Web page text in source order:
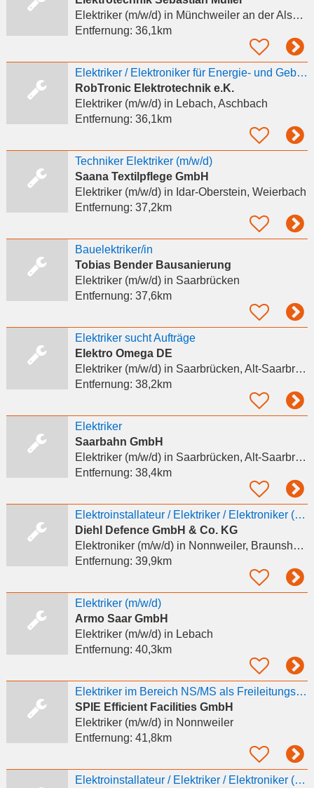
Elektriker (m/w/d)in Münchweiler an der Alsenz
Entfernung: 36,1km
Elektriker / Elektroniker für Energie- und Gebäudetechnik (m/w/d) – Teilzeit
RobTronic Elektrotechnik e.K.
Elektriker (m/w/d)in Lebach, Aschbach
Entfernung: 36,1km
Techniker Elektriker (m/w/d)
Saana Textilpflege GmbH
Elektriker (m/w/d)in Idar-Oberstein, Weierbach
Entfernung: 37,2km
Bauelektriker/in
Tobias Bender Bausanierung
Elektriker (m/w/d)in Saarbrücken
Entfernung: 37,6km
Elektriker sucht Aufträge
Elektro Omega DE
Elektriker (m/w/d)in Saarbrücken, Alt-Saarbrücken
Entfernung: 38,2km
Elektriker
Saarbahn GmbH
Elektriker (m/w/d)in Saarbrücken, Alt-Saarbrücken
Entfernung: 38,4km
Elektroinstallateur / Elektriker / Elektroniker (m/w/d) für Energie- und Gebäudetechnik
Diehl Defence GmbH & Co. KG
Elektroniker (m/w/d)in Nonnweiler, Braunshausen
Entfernung: 39,9km
Elektriker (m/w/d)
Armo Saar GmbH
Elektriker (m/w/d)in Lebach
Entfernung: 40,3km
Elektriker im Bereich NS/MS als Freileitungsmonteur / Kabelmonteur / Monteur m/w/d
SPIE Efficient Facilities GmbH
Elektriker (m/w/d)in Nonnweiler
Entfernung: 41,8km
Elektroinstallateur / Elektriker / Elektroniker (m/w/d) für Energie- und Gebäudetechnik